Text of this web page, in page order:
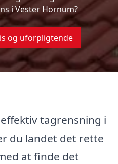
i Vester Hornum?
og uforpligtende
tagrensning i
du landet det rette
at finde det